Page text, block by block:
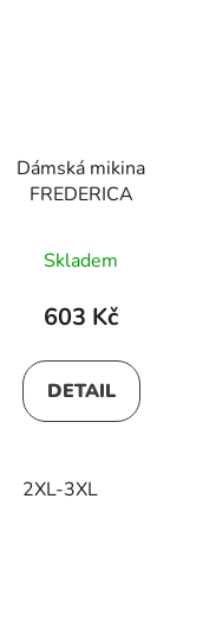
Dámská mikina
FREDERICA
Skladem
603 Kč
DETAIL
2XL-3XL